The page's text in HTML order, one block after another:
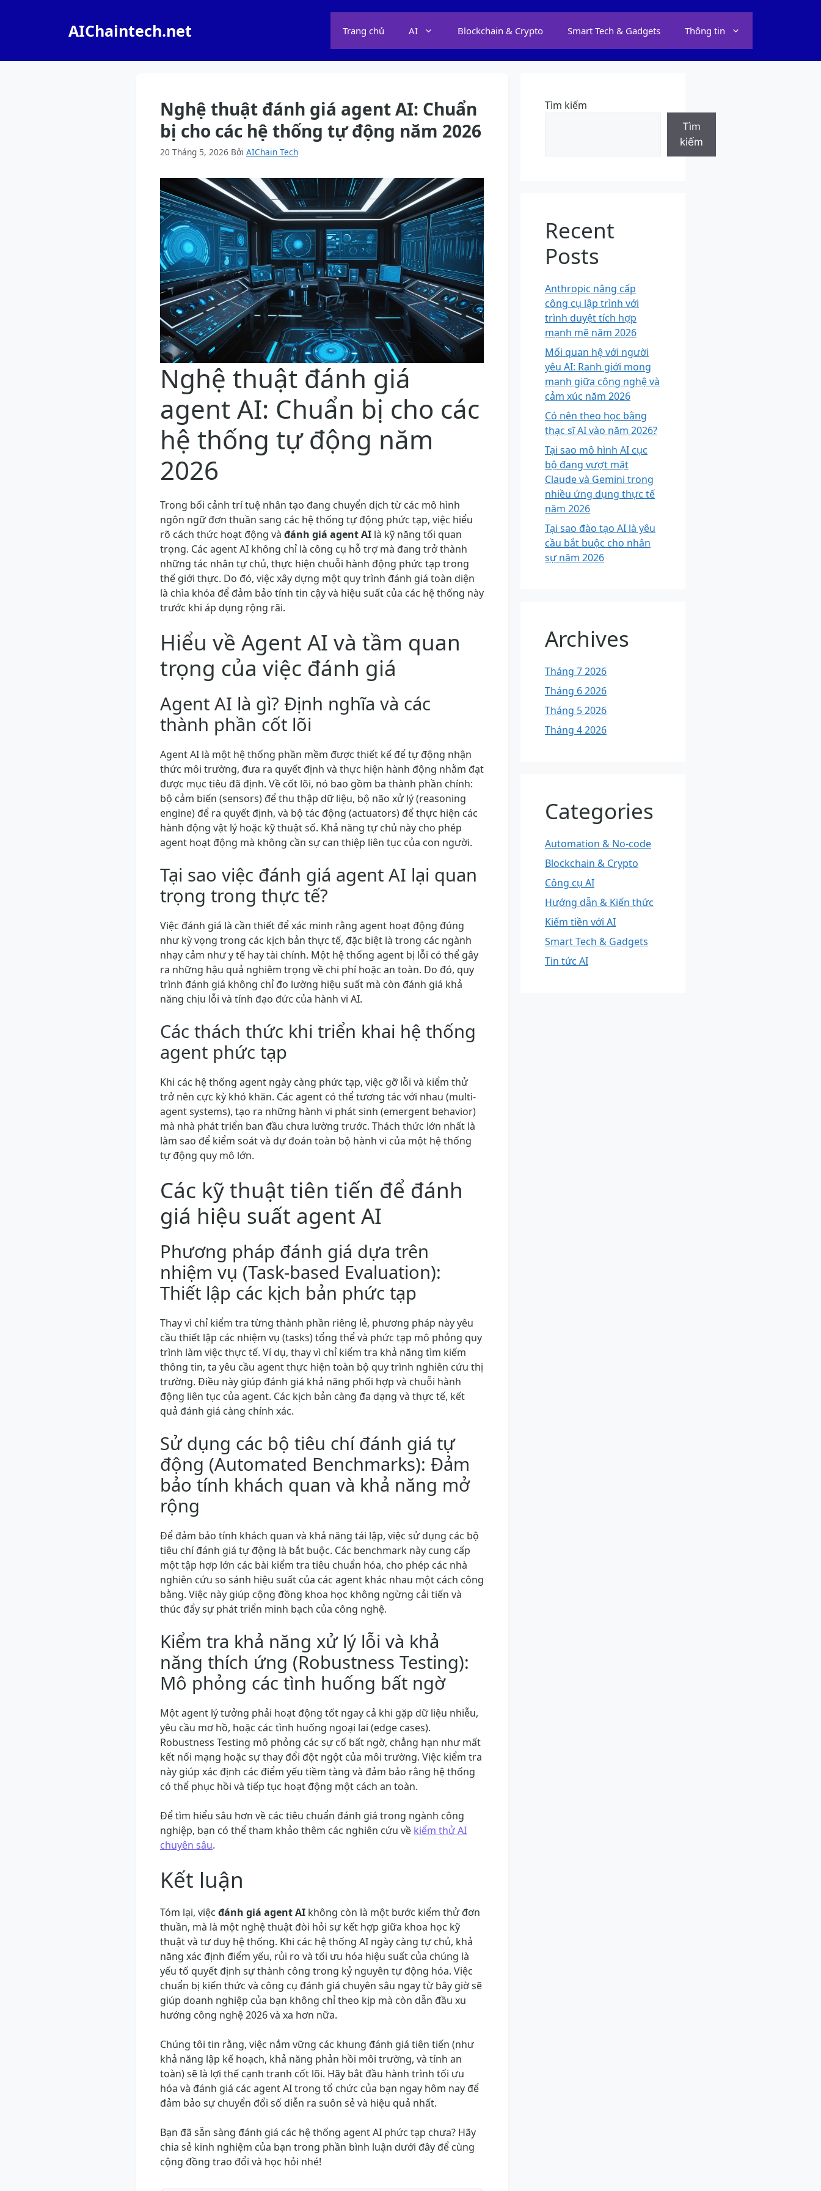
AIChaintech.net Trang chủ AI Blockchain & Crypto Smart Tech & Gadgets Thông tin
Nghệ thuật đánh giá agent AI: Chuẩn
bị cho các hệ thống tự động năm 2026
20 Tháng 5, 2026 Bởi AIChain Tech
Nghệ thuật đánh giá
agent AI: Chuẩn bị cho các
hệ thống tự động năm
2026
Trong bối cảnh trí tuệ nhân tạo đang chuyển dịch từ các mô hình
ngôn ngữ đơn thuần sang các hệ thống tự động phức tạp, việc hiểu
rõ cách thức hoạt động và đánh giá agent AI là kỹ năng tối quan
trọng. Các agent AI không chỉ là công cụ hỗ trợ mà đang trở thành
những tác nhân tự chủ, thực hiện chuỗi hành động phức tạp trong
thế giới thực. Do đó, việc xây dựng một quy trình đánh giá toàn diện
là chìa khóa để đảm bảo tính tin cậy và hiệu suất của các hệ thống này
trước khi áp dụng rộng rãi.
Hiểu về Agent AI và tầm quan
trọng của việc đánh giá
Agent AI là gì? Định nghĩa và các
thành phần cốt lõi
Agent AI là một hệ thống phần mềm được thiết kế để tự động nhận
thức môi trường, đưa ra quyết định và thực hiện hành động nhằm đạt
được mục tiêu đã định. Về cốt lõi, nó bao gồm ba thành phần chính:
bộ cảm biến (sensors) để thu thập dữ liệu, bộ não xử lý (reasoning
engine) để ra quyết định, và bộ tác động (actuators) để thực hiện các
hành động vật lý hoặc kỹ thuật số. Khả năng tự chủ này cho phép
agent hoạt động mà không cần sự can thiệp liên tục của con người.
Tại sao việc đánh giá agent AI lại quan
trọng trong thực tế?
Việc đánh giá là cần thiết để xác minh rằng agent hoạt động đúng
như kỳ vọng trong các kịch bản thực tế, đặc biệt là trong các ngành
nhạy cảm như y tế hay tài chính. Một hệ thống agent bị lỗi có thể gây
ra những hậu quả nghiêm trọng về chi phí hoặc an toàn. Do đó, quy
trình đánh giá không chỉ đo lường hiệu suất mà còn đánh giá khả
năng chịu lỗi và tính đạo đức của hành vi AI.
Các thách thức khi triển khai hệ thống
agent phức tạp
Khi các hệ thống agent ngày càng phức tạp, việc gỡ lỗi và kiểm thử
trở nên cực kỳ khó khăn. Các agent có thể tương tác với nhau (multi-
agent systems), tạo ra những hành vi phát sinh (emergent behavior)
mà nhà phát triển ban đầu chưa lường trước. Thách thức lớn nhất là
làm sao để kiểm soát và dự đoán toàn bộ hành vi của một hệ thống
tự động quy mô lớn.
Các kỹ thuật tiên tiến để đánh
giá hiệu suất agent AI
Phương pháp đánh giá dựa trên
nhiệm vụ (Task-based Evaluation):
Thiết lập các kịch bản phức tạp
Thay vì chỉ kiểm tra từng thành phần riêng lẻ, phương pháp này yêu
cầu thiết lập các nhiệm vụ (tasks) tổng thể và phức tạp mô phỏng quy
trình làm việc thực tế. Ví dụ, thay vì chỉ kiểm tra khả năng tìm kiếm
thông tin, ta yêu cầu agent thực hiện toàn bộ quy trình nghiên cứu thị
trường. Điều này giúp đánh giá khả năng phối hợp và chuỗi hành
động liên tục của agent. Các kịch bản càng đa dạng và thực tế, kết
quả đánh giá càng chính xác.
Sử dụng các bộ tiêu chí đánh giá tự
động (Automated Benchmarks): Đảm
bảo tính khách quan và khả năng mở
rộng
Để đảm bảo tính khách quan và khả năng tái lập, việc sử dụng các bộ
tiêu chí đánh giá tự động là bắt buộc. Các benchmark này cung cấp
một tập hợp lớn các bài kiểm tra tiêu chuẩn hóa, cho phép các nhà
nghiên cứu so sánh hiệu suất của các agent khác nhau một cách công
bằng. Việc này giúp cộng đồng khoa học không ngừng cải tiến và
thúc đẩy sự phát triển minh bạch của công nghệ.
Kiểm tra khả năng xử lý lỗi và khả
năng thích ứng (Robustness Testing):
Mô phỏng các tình huống bất ngờ
Một agent lý tưởng phải hoạt động tốt ngay cả khi gặp dữ liệu nhiễu,
yêu cầu mơ hồ, hoặc các tình huống ngoại lai (edge cases).
Robustness Testing mô phỏng các sự cố bất ngờ, chẳng hạn như mất
kết nối mạng hoặc sự thay đổi đột ngột của môi trường. Việc kiểm tra
này giúp xác định các điểm yếu tiềm tàng và đảm bảo rằng hệ thống
có thể phục hồi và tiếp tục hoạt động một cách an toàn.
Để tìm hiểu sâu hơn về các tiêu chuẩn đánh giá trong ngành công
nghiệp, bạn có thể tham khảo thêm các nghiên cứu về kiểm thử AI
chuyên sâu.
Kết luận
Tóm lại, việc đánh giá agent AI không còn là một bước kiểm thử đơn
thuần, mà là một nghệ thuật đòi hỏi sự kết hợp giữa khoa học kỹ
thuật và tư duy hệ thống. Khi các hệ thống AI ngày càng tự chủ, khả
năng xác định điểm yếu, rủi ro và tối ưu hóa hiệu suất của chúng là
yếu tố quyết định sự thành công trong kỷ nguyên tự động hóa. Việc
chuẩn bị kiến thức và công cụ đánh giá chuyên sâu ngay từ bây giờ sẽ
giúp doanh nghiệp của bạn không chỉ theo kịp mà còn dẫn đầu xu
hướng công nghệ 2026 và xa hơn nữa.
Chúng tôi tin rằng, việc nắm vững các khung đánh giá tiên tiến (như
khả năng lập kế hoạch, khả năng phản hồi môi trường, và tính an
toàn) sẽ là lợi thế cạnh tranh cốt lõi. Hãy bắt đầu hành trình tối ưu
hóa và đánh giá các agent AI trong tổ chức của bạn ngay hôm nay để
đảm bảo sự chuyển đổi số diễn ra suôn sẻ và hiệu quả nhất.
Bạn đã sẵn sàng đánh giá các hệ thống agent AI phức tạp chưa? Hãy
chia sẻ kinh nghiệm của bạn trong phần bình luận dưới đây để cùng
cộng đồng trao đổi và học hỏi nhé!
Tìm kiếm
Tìm
kiếm
Recent
Posts
Anthropic nâng cấp
công cụ lập trình với
trình duyệt tích hợp
mạnh mẽ năm 2026
Mối quan hệ với người
yêu AI: Ranh giới mong
manh giữa công nghệ và
cảm xúc năm 2026
Có nên theo học bằng
thạc sĩ AI vào năm 2026?
Tại sao mô hình AI cục
bộ đang vượt mặt
Claude và Gemini trong
nhiều ứng dụng thực tế
năm 2026
Tại sao đào tạo AI là yêu
cầu bắt buộc cho nhân
sự năm 2026
Archives
Tháng 7 2026
Tháng 6 2026
Tháng 5 2026
Tháng 4 2026
Categories
Automation & No-code
Blockchain & Crypto
Công cụ AI
Hướng dẫn & Kiến thức
Kiếm tiền với AI
Smart Tech & Gadgets
Tin tức AI